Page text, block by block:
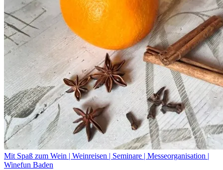
Mit Spaß zum Wein | Weinreisen | Seminare | Messeorganisation |
Winefun Baden